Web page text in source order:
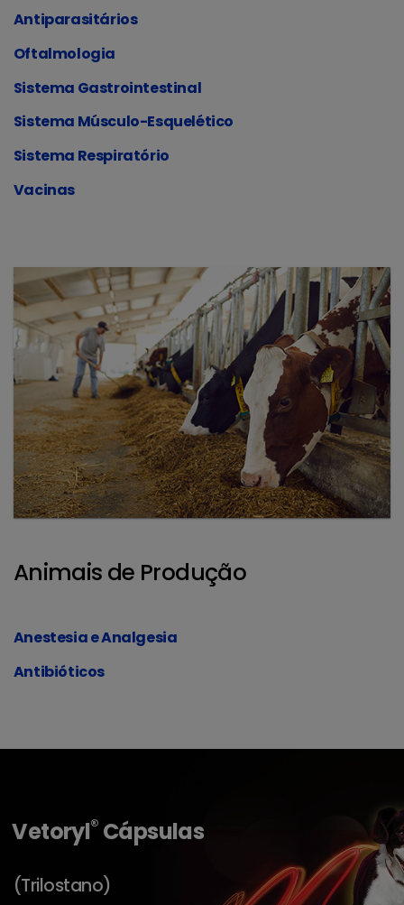
Antiparasitários
Oftalmologia
Sistema Gastrointestinal
Sistema Músculo-Esquelético
Sistema Respiratório
Vacinas
Animais de Produção
Anestesia e Analgesia
Antibióticos
Vetoryl® Cápsulas
(Trilostano)